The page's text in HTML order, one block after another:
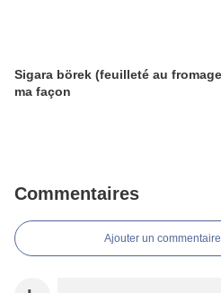
Sigara börek (feuilleté au
ma façon
Commentaires
Ajouter un commentaire